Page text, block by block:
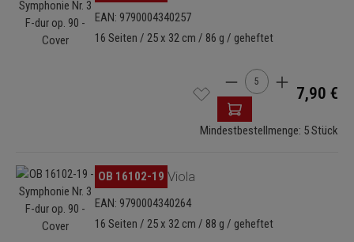
EAN: 9790004340257
16 Seiten / 25 x 32 cm / 86 g / geheftet
Produkt Anzahl: Gib
7,90 €
Mindestbestellmenge: 5 Stück
Bildergalerie überspringenOB 16102-19 Viola
EAN: 9790004340264
16 Seiten / 25 x 32 cm / 88 g / geheftet